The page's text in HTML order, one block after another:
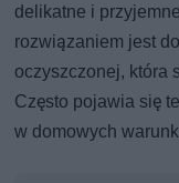
delikatne i
rozwiązaniem jest
oczyszczonej, która
Często pojawia się
w domowych